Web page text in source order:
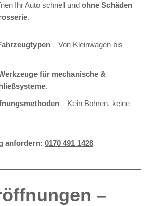
Ihr Auto schnell und ohne Schäden
.
– Von Kleinwagen bis
für mechanische &
.
– Kein Bohren, keine
anfordern: 0170 491 1428
–